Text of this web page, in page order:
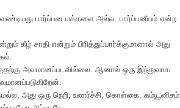
வேண்டியது பார்ப்பன மக்களை அல்ல. பார்ப்பனீயம் என்ற
கீழ் சாதி என்றும் பிரித்துப்பார்க்குமானால் அது
அவமானப்படவில்லை. ஆனால் ஒரு இந்துவாக
அது ஒரு நெறி, உணர்ச்சி, கொள்கை. கம்யூனிசம்,